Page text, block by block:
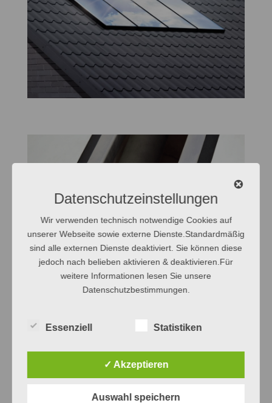
Datenschutzeinstellungen
Wir verwenden technisch notwendige Cookies auf
unserer Webseite sowie externe Dienste.Standardmäßig
sind alle externen Dienste deaktiviert. Sie können diese
jedoch nach belieben aktivieren & deaktivieren.Für
weitere Informationen lesen Sie unsere
Datenschutzbestimmungen.
Essenziell Statistiken
✓ Akzeptieren
Auswahl speichern